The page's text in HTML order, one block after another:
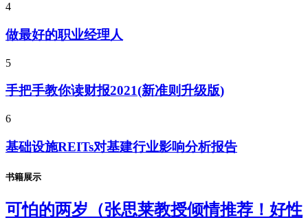
4
做最好的职业经理人
5
手把手教你读财报2021(新准则升级版)
6
基础设施REITs对基建行业影响分析报告
书籍展示
可怕的两岁（张思莱教授倾情推荐！好性